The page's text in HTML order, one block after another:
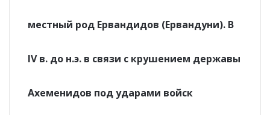
местный род Ервандидов (Ервандуни). В
IV в. до н.э. в связи с крушением державы
Ахеменидов под ударами войск